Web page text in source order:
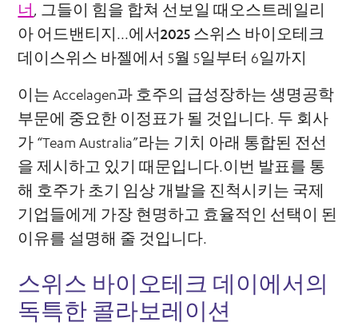
너 , 그들이 힘을 합쳐 선보일 때 오스트레일리
아 어드밴티지 ...에서2025 스위스 바이오테크
데이 스위스 바젤에서 5월 5일부터 6일까지
이는 Accelagen과 호주의 급성장하는 생명공학
부문에 중요한 이정표가 될 것입니다. 두 회사
가 “Team Australia”라는 기치 아래 통합된 전선
을 제시하고 있기 때문입니다.이번 발표를 통
해 호주가 초기 임상 개발을 진척시키는 국제
기업들에게 가장 현명하고 효율적인 선택이 된
이유를 설명해 줄 것입니다.
스위스 바이오테크 데이에서의
독특한 콜라보레이션